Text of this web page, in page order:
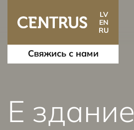
LV
EN
RU
Свяжись с нами
E здание